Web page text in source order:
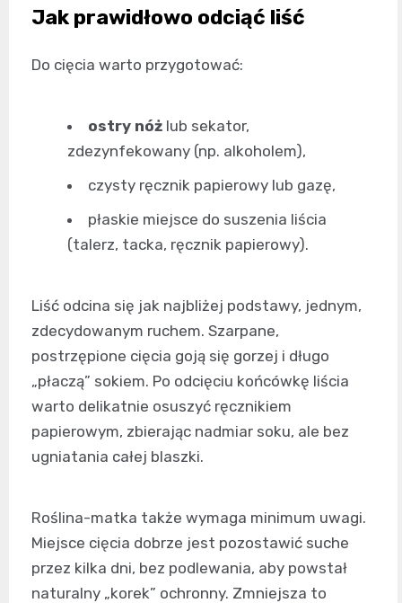
Jak prawidłowo odciąć liść
Do cięcia warto przygotować:
ostry nóż lub sekator,
zdezynfekowany (np. alkoholem),
czysty ręcznik papierowy lub gazę,
płaskie miejsce do suszenia liścia
(talerz, tacka, ręcznik papierowy).
Liść odcina się jak najbliżej podstawy, jednym,
zdecydowanym ruchem. Szarpane,
postrzępione cięcia goją się gorzej i długo
„płaczą” sokiem. Po odcięciu końcówkę liścia
warto delikatnie osuszyć ręcznikiem
papierowym, zbierając nadmiar soku, ale bez
ugniatania całej blaszki.
Roślina-matka także wymaga minimum uwagi.
Miejsce cięcia dobrze jest pozostawić suche
przez kilka dni, bez podlewania, aby powstał
naturalny „korek” ochronny. Zmniejsza to